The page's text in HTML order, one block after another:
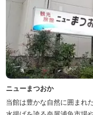
ニューまつおか
当館は豊かな自然に囲まれ